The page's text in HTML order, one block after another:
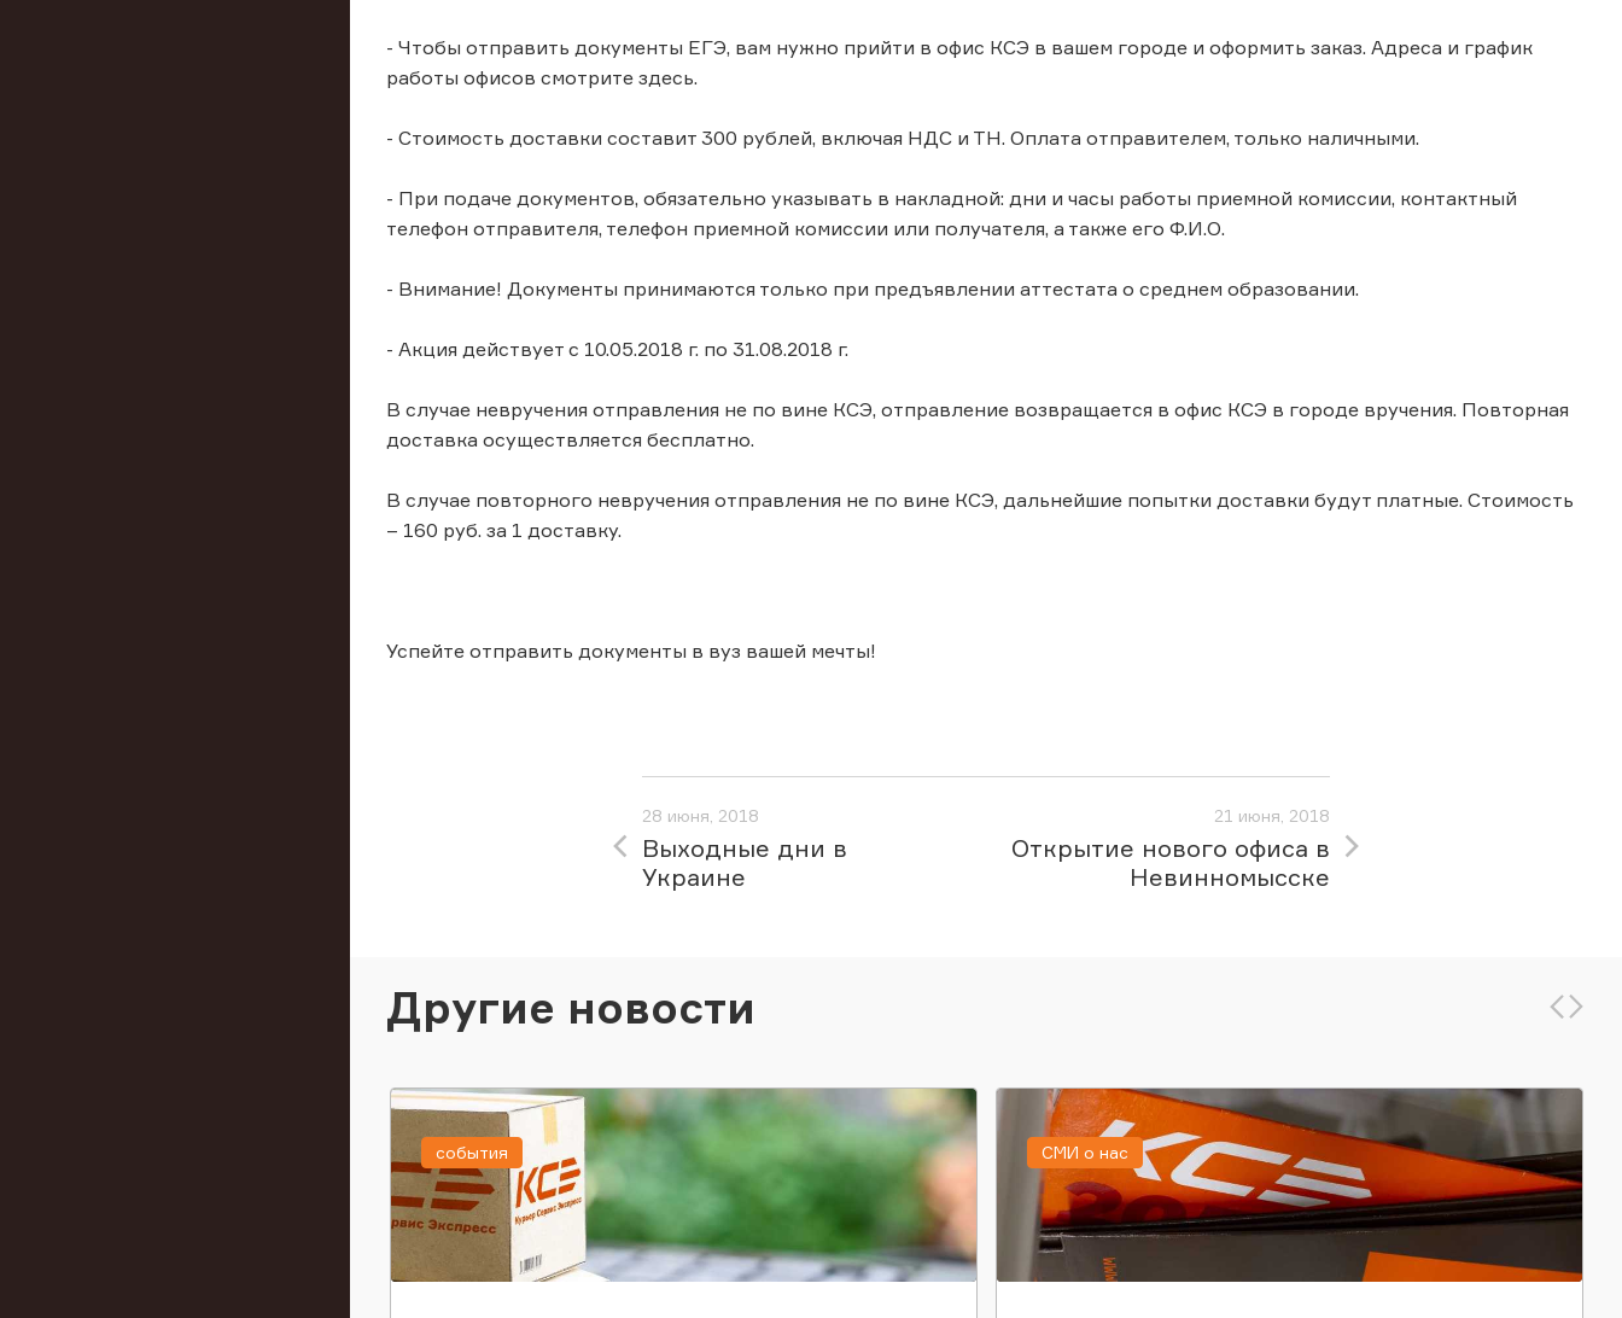
- Чтобы отправить документы ЕГЭ, вам нужно прийти в офис КСЭ в вашем городе и оформить заказ. Адреса и график
работы офисов смотрите здесь.
- Стоимость доставки составит 300 рублей, включая НДС и ТН. Оплата отправителем, только наличными.
- При подаче документов, обязательно указывать в накладной: дни и часы работы приемной комиссии, контактный
телефон отправителя, телефон приемной комиссии или получателя, а также его Ф.И.О.
- Внимание! Документы принимаются только при предъявлении аттестата о среднем образовании.
- Акция действует с 10.05.2018 г. по 31.08.2018 г.
В случае невручения отправления не по вине КСЭ, отправление возвращается в офис КСЭ в городе вручения. Повторная
доставка осуществляется бесплатно.
В случае повторного невручения отправления не по вине КСЭ, дальнейшие попытки доставки будут платные. Стоимость
– 160 руб. за 1 доставку.
Успейте отправить документы в вуз вашей мечты!
28 июня, 2018
Выходные дни в
Украине
21 июня, 2018
Открытие нового офиса в
Невинномысске
Другие новости
события СМИ о нас